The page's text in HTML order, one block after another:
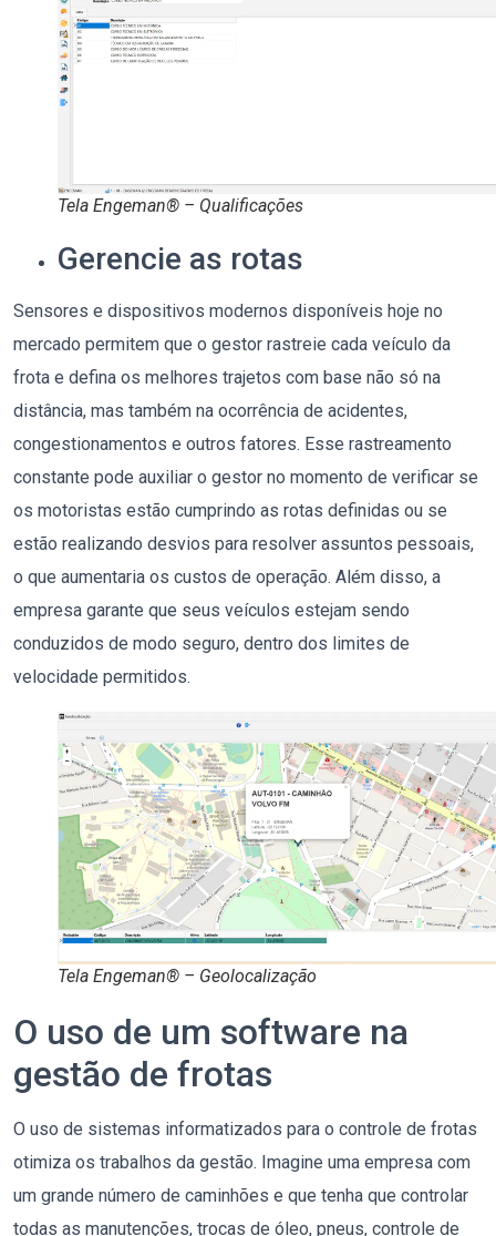
Tela Engeman® – Qualificações
Gerencie as rotas
Sensores e dispositivos modernos disponíveis hoje no
mercado permitem que o gestor rastreie cada veículo da
frota e defina os melhores trajetos com base não só na
distância, mas também na ocorrência de acidentes,
congestionamentos e outros fatores. Esse rastreamento
constante pode auxiliar o gestor no momento de verificar se
os motoristas estão cumprindo as rotas definidas ou se
estão realizando desvios para resolver assuntos pessoais,
o que aumentaria os custos de operação. Além disso, a
empresa garante que seus veículos estejam sendo
conduzidos de modo seguro, dentro dos limites de
velocidade permitidos.
Tela Engeman® – Geolocalização
O uso de um software na
gestão de frotas
O uso de sistemas informatizados para o controle de frotas
otimiza os trabalhos da gestão. Imagine uma empresa com
um grande número de caminhões e que tenha que controlar
todas as manutenções, trocas de óleo, pneus, controle de